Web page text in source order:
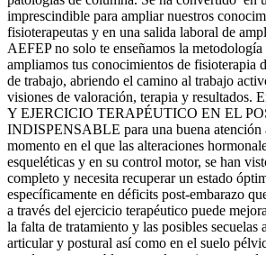
imprescindible para ampliar nuestros
fisioterapeutas y en una salida laboral de
AEFEP no solo te enseñamos la
ampliamos tus conocimientos de fisioterapia
de trabajo, abriendo el camino al trabajo
visiones de valoración, terapia y resultados.
Y EJERCICIO TERAPÉUTICO EN EL
INDISPENSABLE para una buena atención
momento en el que las alteraciones
esqueléticas y en su control motor, se han
completo y necesita recuperar un estado
específicamente en déficits post-embarazo
a través del ejercicio terapéutico puede
la falta de tratamiento y las posibles secuelas
articular y postural así como en el suelo